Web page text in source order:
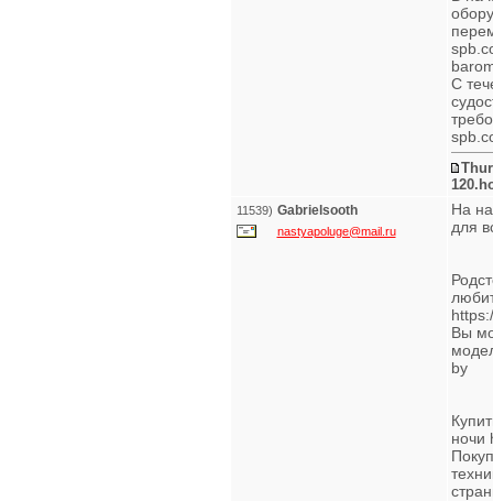
С
11539) Gabrielsooth
nastyapoluge@mail.ru
На
для
Вы
by
ночи